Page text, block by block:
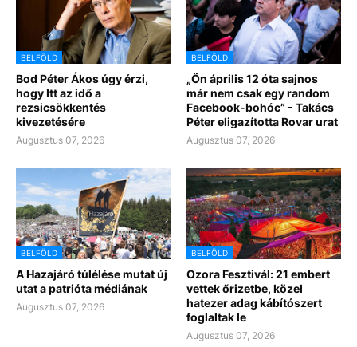
BELFÖLD
Bod Péter Ákos úgy érzi,
hogy Itt az idő a
rezsicsökkentés
kivezetésére
Augusztus 07, 2026
BELFÖLD
„Ön április 12 óta sajnos
már nem csak egy random
Facebook-bohóc” - Takács
Péter eligazította Rovar urat
Augusztus 07, 2026
BELFÖLD
A Hazajáró túlélése mutat új
utat a patrióta médiának
Augusztus 07, 2026
BELFÖLD
Ozora Fesztivál: 21 embert
vettek őrizetbe, közel
hatezer adag kábítószert
foglaltak le
Augusztus 07, 2026